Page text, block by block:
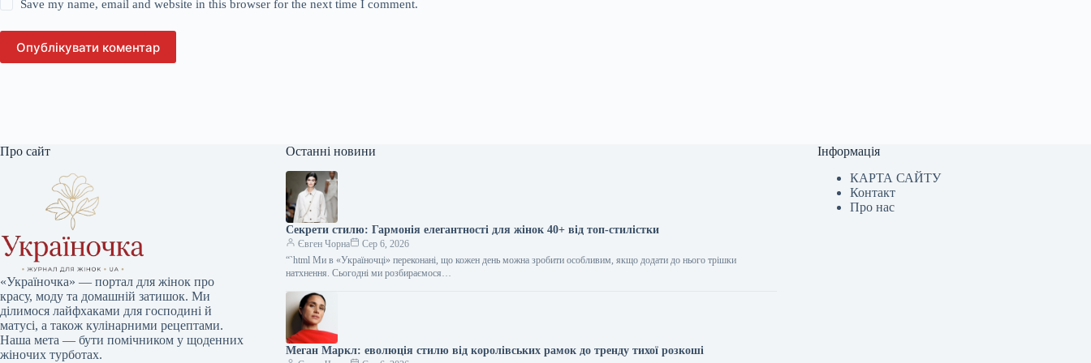
Save my name, email and website in this browser for the next time I comment.
Опублікувати коментар
Про сайт
«Україночка» — портал для жінок про
красу, моду та домашній затишок. Ми
ділимося лайфхаками для господині й
матусі, а також кулінарними рецептами.
Наша мета — бути помічником у щоденних
жіночих турботах.
Останні новини
Секрети стилю: Гармонія елегантності для жінок 40+ від топ-стилістки
Євген Чорна
Сер 6, 2026
“`html Ми в «Україночці» переконані, що кожен день можна зробити особливим, якщо додати до нього трішки
натхнення. Сьогодні ми розбираємося…
Меган Маркл: еволюція стилю від королівських рамок до тренду тихої розкоші
Інформація
КАРТА САЙТУ
Контакт
Про нас